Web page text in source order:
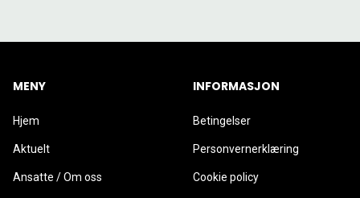
MENY
Hjem
Aktuelt
Ansatte / Om oss
INFORMASJON
Betingelser
Personvernerklæring
Cookie policy